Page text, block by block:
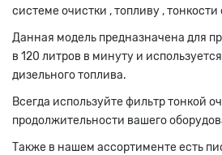
системе очистки , топливу , тонкости
Данная модель предназначена для
в 120 литров в минуту и
дизельного топлива.
Всегда используйте фильтр тонкой
продолжительности вашего
Также в нашем ассортименте есть